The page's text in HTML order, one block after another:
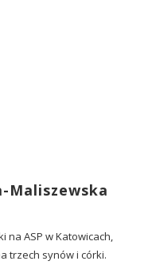
Maliszewska
na ASP w Katowicach,
trzech synów i córki.